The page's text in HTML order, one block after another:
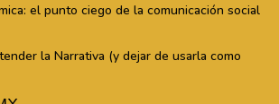
el punto ciego de la comunicación social
la Narrativa (y dejar de usarla como